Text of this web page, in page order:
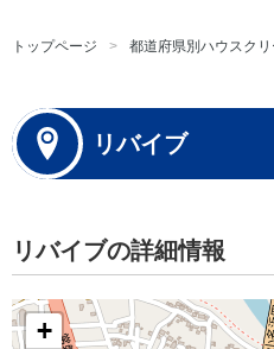
トップページ 都道府県別ハウスク
リバイブ
リバイブの詳細情報
+